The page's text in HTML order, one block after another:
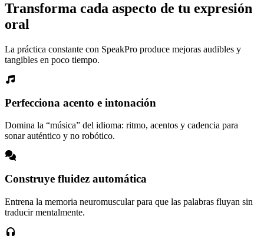
Transforma cada aspecto de tu expresión
oral
La práctica constante con SpeakPro produce mejoras audibles y
tangibles en poco tiempo.
Perfecciona acento e intonación
Domina la “música” del idioma: ritmo, acentos y cadencia para
sonar auténtico y no robótico.
Construye fluidez automática
Entrena la memoria neuromuscular para que las palabras fluyan sin
traducir mentalmente.